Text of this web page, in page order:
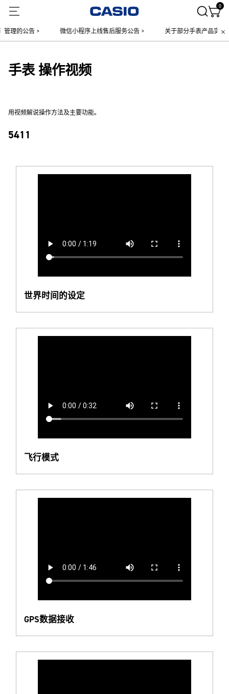
0
理的公告 > 微信小程序上线售后服务公告 > 关于部分手表产品实施
手表 操作视频
用视频解说操作方法及主要功能。
5411
世界时间的设定
飞行模式
GPS数据接收